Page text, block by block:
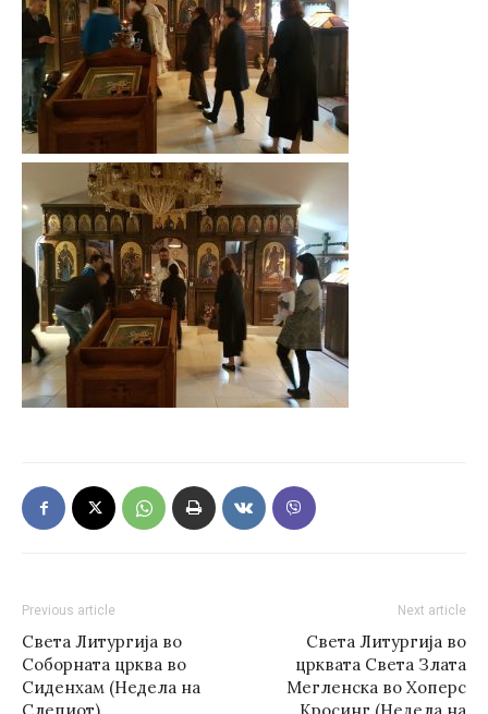
Previous article
Света Литургија во
Соборната црква во
Сиденхам (Недела на
Next article
Света Литургија во
црквата Света Злата
Мегленска во Хоперс